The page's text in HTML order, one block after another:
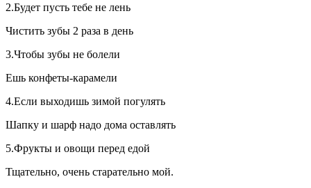
2.Будет пусть тебе не лень
Чистить зубы 2 раза в день
3.Чтобы зубы не болели
Ешь конфеты-карамели
4.Если выходишь зимой погулять
Шапку и шарф надо дома оставлять
5.Фрукты и овощи перед едой
Тщательно, очень старательно мой.